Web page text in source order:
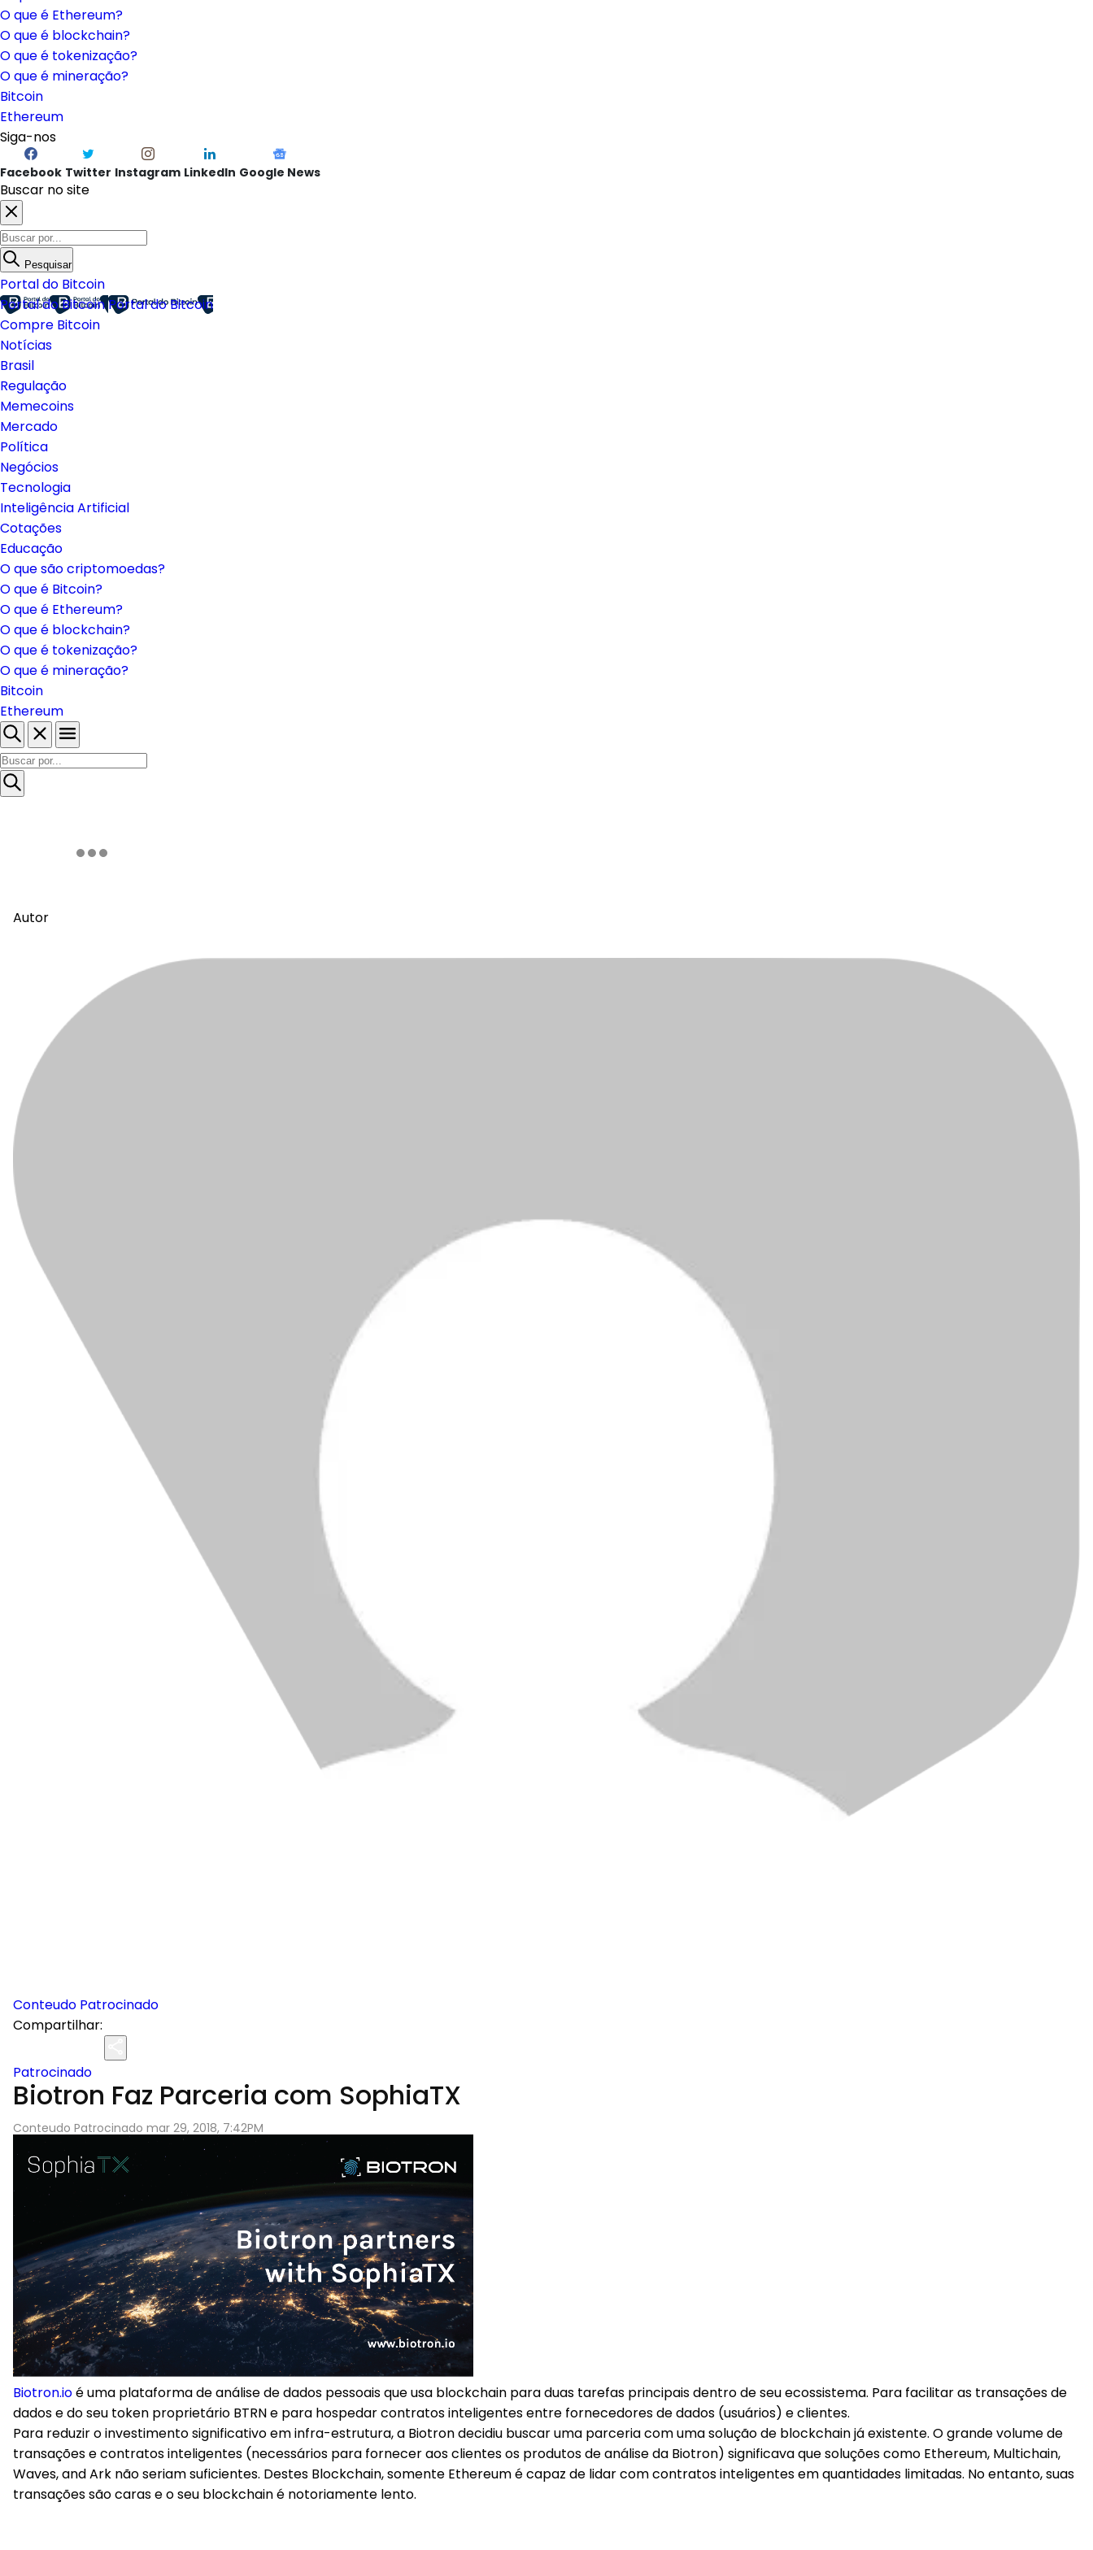
O que é Ethereum?
O que é blockchain?
O que é tokenização?
O que é mineração?
Bitcoin
Ethereum
Siga-nos
Facebook Twitter Instagram LinkedIn Google News
Buscar no site
Pesquisar
Portal do Bitcoin
Portal do BitcoinPortal do Bitcoin
Compre Bitcoin
Notícias
Brasil
Regulação
Memecoins
Mercado
Política
Negócios
Tecnologia
Inteligência Artificial
Cotações
Educação
O que são criptomoedas?
O que é Bitcoin?
O que é Ethereum?
O que é blockchain?
O que é tokenização?
O que é mineração?
Bitcoin
Ethereum
Autor
Conteudo Patrocinado
Compartilhar:
Patrocinado
Biotron Faz Parceria com SophiaTX
Conteudo Patrocinado mar 29, 2018, 7:42PM
Biotron.ioé uma plataforma de análise de dados pessoais que usa blockchain para duas tarefas principais dentro de seu ecossistema. Para facilitar as transações de
dados e do seu token proprietário BTRN e para hospedar contratos inteligentes entre fornecedores de dados (usuários) e clientes.
Para reduzir o investimento significativo em infra-estrutura, a Biotron decidiu buscar uma parceria com uma solução de blockchain já existente. O grande volume de
transações e contratos inteligentes (necessários para fornecer aos clientes os produtos de análise da Biotron) significava que soluções como Ethereum, Multichain,
Waves, and Ark não seriam suficientes. Destes Blockchain, somente Ethereum é capaz de lidar com contratos inteligentes em quantidades limitadas. No entanto, suas
transações são caras e o seu blockchain é notoriamente lento.